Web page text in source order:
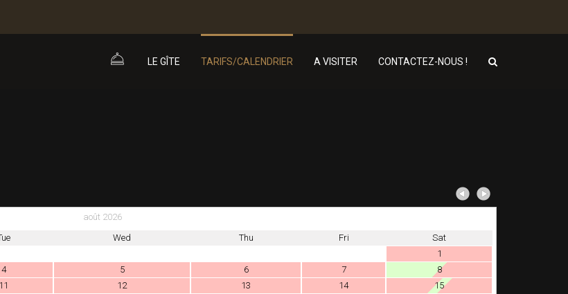
LE GÎTE TARIFS/CALENDRIER A VISITER CONTACTEZ-NOUS !
août 2026
Wed Thu Fri
Sat
1
4 5 6 7
8
11 12 13 14
15